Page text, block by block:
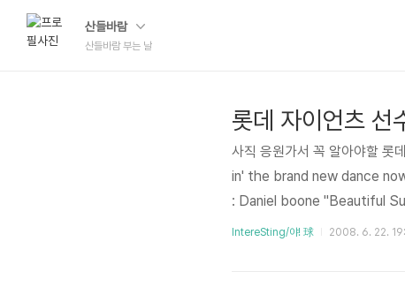
산들바람
산들바람 부는 날
롯데 자이언츠 선
사직 응원가서 꼭 알아야할
in' the brand new dance
: Daniel boone "Beautiful
오오오~ 롯데 조 성 환 오오오
IntereSting/야! 球 2008. 6. 22.